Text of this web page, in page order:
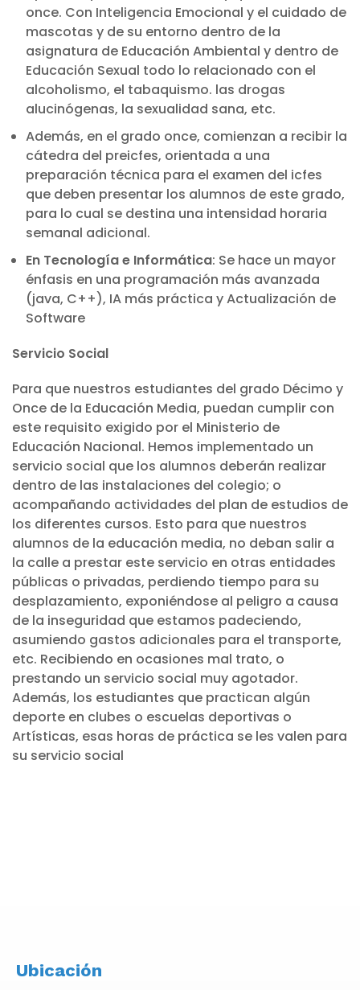
once. Con Inteligencia Emocional y el cuidado de
mascotas y de su entorno dentro de la
asignatura de Educación Ambiental y dentro de
Educación Sexual todo lo relacionado con el
alcoholismo, el tabaquismo. las drogas
alucinógenas, la sexualidad sana, etc.
Además, en el grado once, comienzan a recibir la
cátedra del preicfes, orientada a una
preparación técnica para el examen del icfes
que deben presentar los alumnos de este grado,
para lo cual se destina una intensidad horaria
semanal adicional.
En Tecnología e Informática: Se hace un mayor
énfasis en una programación más avanzada
(java, C++), IA más práctica y Actualización de
Software
Servicio Social
Para que nuestros estudiantes del grado Décimo y
Once de la Educación Media, puedan cumplir con
este requisito exigido por el Ministerio de
Educación Nacional. Hemos implementado un
servicio social que los alumnos deberán realizar
dentro de las instalaciones del colegio; o
acompañando actividades del plan de estudios de
los diferentes cursos. Esto para que nuestros
alumnos de la educación media, no deban salir a
la calle a prestar este servicio en otras entidades
públicas o privadas, perdiendo tiempo para su
desplazamiento, exponiéndose al peligro a causa
de la inseguridad que estamos padeciendo,
asumiendo gastos adicionales para el transporte,
etc. Recibiendo en ocasiones mal trato, o
prestando un servicio social muy agotador.
Además, los estudiantes que practican algún
deporte en clubes o escuelas deportivas o
Artísticas, esas horas de práctica se les valen para
su servicio social
Ubicación